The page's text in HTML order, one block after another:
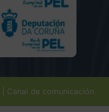
Canal de comunicación